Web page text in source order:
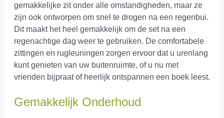
gemakkelijke zit onder alle omstandigheden, maar ze
zijn ook ontworpen om snel te drogen na een regenbui.
Dit maakt het heel gemakkelijk om de set na een
regenachtige dag weer te gebruiken. De comfortabele
zittingen en rugleuningen zorgen ervoor dat u urenlang
kunt genieten van uw buitenruimte, of u nu met
vrienden bijpraat of heerlijk ontspannen een boek leest.
Gemakkelijk Onderhoud